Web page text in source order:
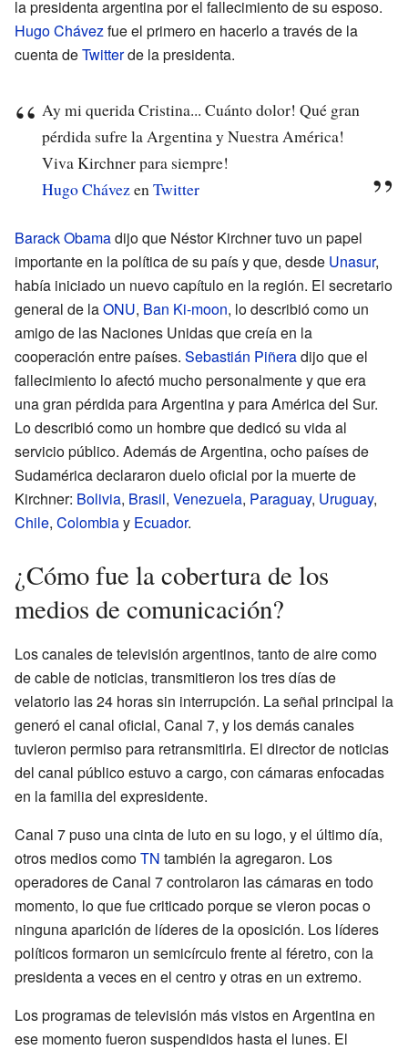
la presidenta argentina por el fallecimiento de su esposo.
Hugo Chávez fue el primero en hacerlo a través de la
cuenta deTwitterde la presidenta.
Ay mi querida Cristina... Cuánto dolor! Qué gran
pérdida sufre la Argentina y Nuestra América!
Viva Kirchner para siempre!
Hugo ChávezenTwitter
Barack Obamadijo que Néstor Kirchner tuvo un papel
importante en la política de su país y que, desde Unasur,
había iniciado un nuevo capítulo en la región. El secretario
general de laONU, Ban Ki-moon, lo describió como un
amigo de las Naciones Unidas que creía en la
cooperación entre países. Sebastián Piñeradijo que el
fallecimiento lo afectó mucho personalmente y que era
una gran pérdida para Argentina y para América del Sur.
Lo describió como un hombre que dedicó su vida al
servicio público. Además de Argentina, ocho países de
Sudamérica declararon duelo oficial por la muerte de
Kirchner: Bolivia, Brasil, Venezuela, Paraguay, Uruguay,
Chile, Colombiay Ecuador.
¿Cómo fue la cobertura de los
medios de comunicación?
Los canales de televisión argentinos, tanto de aire como
de cable de noticias, transmitieron los tres días de
velatorio las 24 horas sin interrupción. La señal principal la
generó el canal oficial, Canal 7, y los demás canales
tuvieron permiso para retransmitirla. El director de noticias
del canal público estuvo a cargo, con cámaras enfocadas
en la familia del expresidente.
Canal 7 puso una cinta de luto en su logo, y el último día,
otros medios comoTN también la agregaron. Los
operadores de Canal 7 controlaron las cámaras en todo
momento, lo que fue criticado porque se vieron pocas o
ninguna aparición de líderes de la oposición. Los líderes
políticos formaron un semicírculo frente al féretro, con la
presidenta a veces en el centro y otras en un extremo.
Los programas de televisión más vistos en Argentina en
ese momento fueron suspendidos hasta el lunes. El